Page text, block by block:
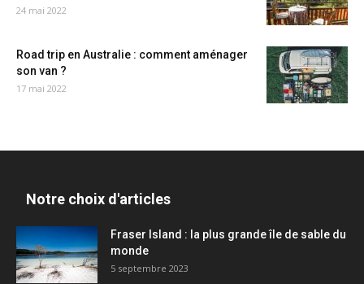
24 mai 2022
Road trip en Australie : comment aménager
son van ?
17 mai 2022
Notre choix d'articles
Fraser Island : la plus grande île de sable du
monde
5 septembre 2023